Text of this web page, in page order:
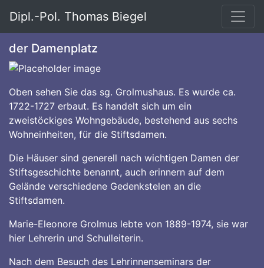
Dipl.-Pol. Thomas Biegel
der Damenplatz
Oben sehen Sie das sg. Grolmushaus. Es wurde ca.
1722-1727 erbaut. Es handelt sich um ein
zweistöckiges Wohngebäude, bestehend aus sechs
Wohneinheiten, für die Stiftsdamen.
Die Häuser sind generell nach wichtigen Damen der
Stiftsgeschichte benannt, auch erinnern auf dem
Gelände verschiedene Gedenkstelen an die
Stiftsdamen.
Marie-Eleonore Grolmus lebte von 1889-1974, sie war
hier Lehrerin und Schulleiterin.
Nach dem Besuch des Lehrinnenseminars der